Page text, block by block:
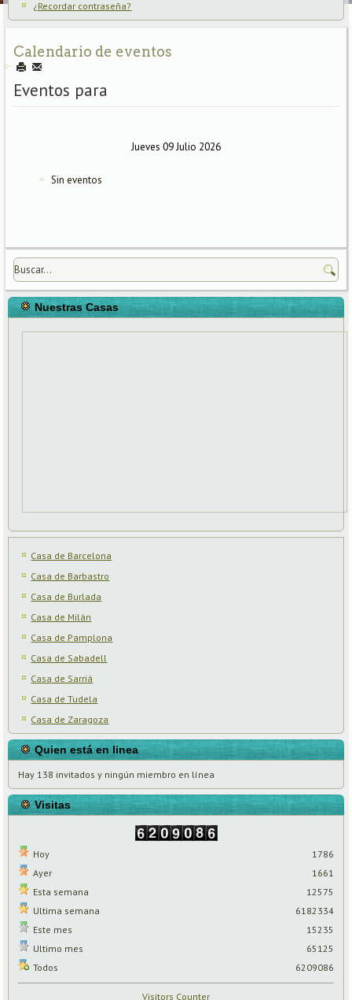
¿Recordar contraseña?
Calendario de eventos
Eventos para
Jueves 09 Julio 2026
Sin eventos
Nuestras Casas
Casa de Barcelona
Casa de Barbastro
Casa de Burlada
Casa de Milán
Casa de Pamplona
Casa de Sabadell
Casa de Sarriá
Casa de Tudela
Casa de Zaragoza
Quien está en linea
Hay 138 invitados y ningún miembro en línea
Visitas
Hoy
Ayer
Esta semana
Ultima semana
Este mes
Ultimo mes
Todos
1786
1661
12575
6182334
15235
65125
6209086
Visitors Counter